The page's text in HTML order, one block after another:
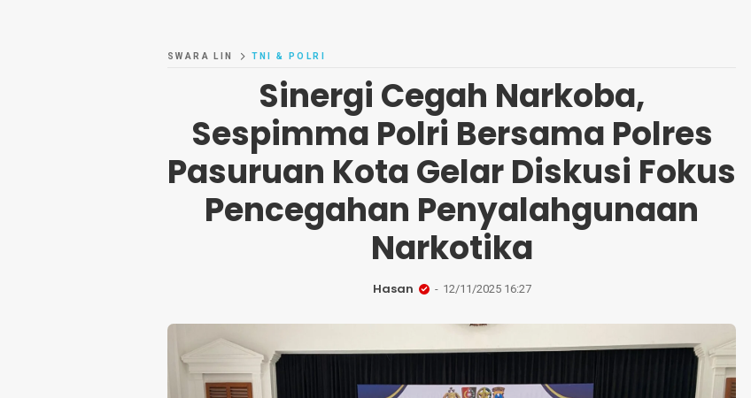
SWARA LIN TNI & POLRI
Sinergi Cegah Narkoba,
Sespimma Polri Bersama Polres
Pasuruan Kota Gelar Diskusi Fokus
Pencegahan Penyalahgunaan
Narkotika
Hasan 12/11/2025 16:27